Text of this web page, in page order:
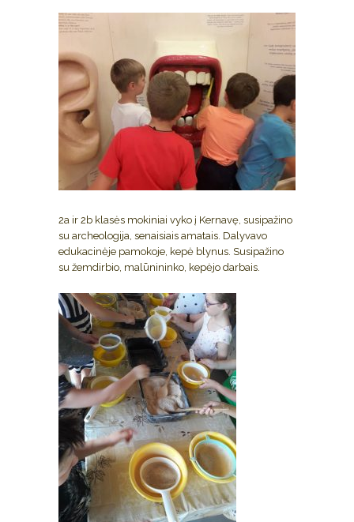
2a ir 2b klasės mokiniai vyko į Kernavę, susipažino
su archeologija, senaisiais amatais. Dalyvavo
edukacinėje pamokoje, kepė blynus. Susipažino
su žemdirbio, malūnininko, kepėjo darbais.